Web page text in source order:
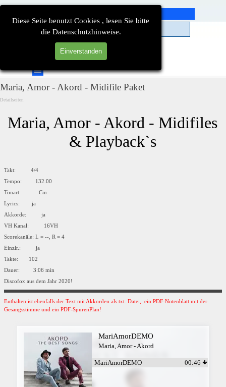
Diese Seite benutzt Cookies , lesen Sie bitte
die Datenschutzhinweise.
Einverstanden
Direkt zum Seiteninhalt
Menü überspringen
Maria, Amor - Akord - Midifile Paket
Detailseiten
Maria, Amor - Akord - Midifiles
& Playback`s
Takt: 4/4
Tempo: 132.00
Tonart: Cm
Lyrics: ja
Akkorde: ja
VH Kanal: 16VH
Scorekanäle: L = --, R = 4
Einzlr.: ja
Takte: 102
Dauer: 3:06 min
Discofox aus dem Jahr 2020!
Enthalten ist ebenfalls der Text mit Akkorden als txt. Datei, ein PDF-Notenblatt mit der
Gesangsstimme und ein PDF-SpurenPlan!
MariAmorDEMO
Maria, Amor - Akord
MariAmorDEMO 00:46